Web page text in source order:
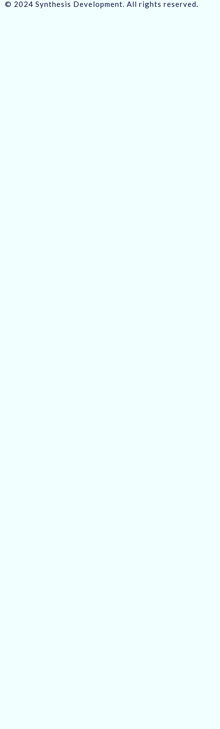
© 2024 Synthesis Development. All rights reserved.